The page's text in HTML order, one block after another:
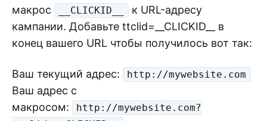
макрос
__CLICKID__
к URL-адресу
кампании. Добавьте ttclid=__CLICKID__ в
конец вашего URL чтобы получилось вот так:
Ваш текущий адрес: http://mywebsite.com
Ваш адрес с
макросом:
http://mywebsite.com?